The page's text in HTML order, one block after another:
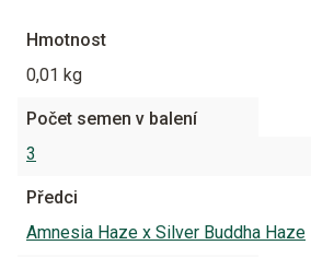
Hmotnost
0,01 kg
Počet semen v balení
3
Předci
Amnesia Haze x Silver Buddha Haze